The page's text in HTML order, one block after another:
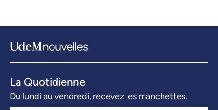
La Quotidienne
Du lundi au vendredi, recevez les manchettes.